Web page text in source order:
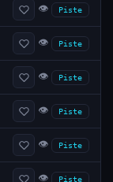
👁 Piste
👁 Piste
👁 Piste
👁 Piste
👁 Piste
👁 Piste